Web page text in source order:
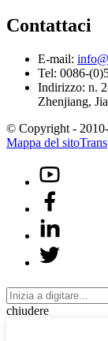
Contattaci
E-mail:
Tel: 0086-
Indirizzo: n.
Zhenjiang,
© Copyright -
Mappa del sitoTrans
chiudere